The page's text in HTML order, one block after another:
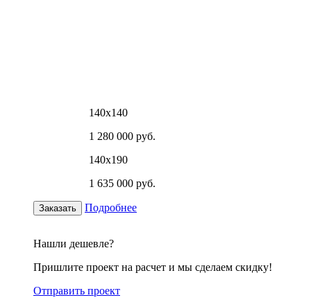
140х140
1 280 000 руб.
140х190
1 635 000 руб.
Заказать Подробнее
Нашли дешевле?
Пришлите проект на расчет и мы сделаем скидку!
Отправить проект